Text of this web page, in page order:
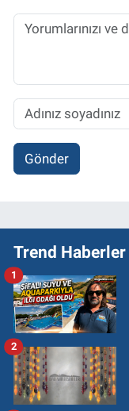
Gönder
Trend Haberler
1
2